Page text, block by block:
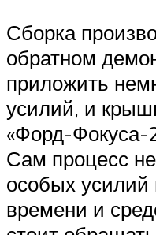
Сборка
обратном
приложить
усилий, и
«Форд-Фокуса-
Сам процесс
особых усилий
времени и